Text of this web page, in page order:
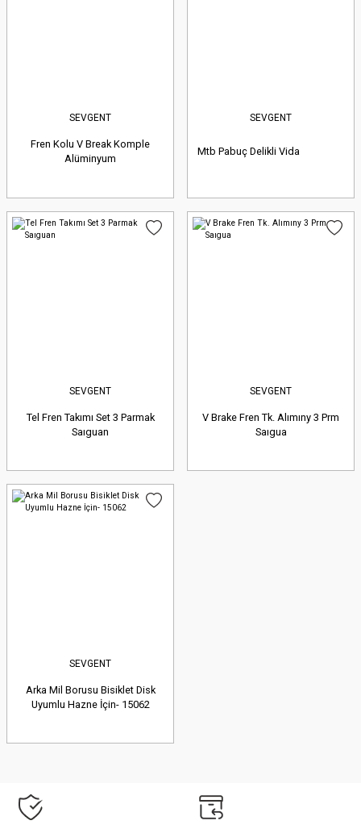
SEVGENT
Fren Kolu V Break Komple
Alüminyum
SEVGENT
Mtb Pabuç Delikli Vida
SEVGENT
Tel Fren Takımı Set 3 Parmak
Saıguan
SEVGENT
V Brake Fren Tk. Alımıny 3 Prm
Saıgua
SEVGENT
Arka Mil Borusu Bisiklet Disk
Uyumlu Hazne İçin- 15062